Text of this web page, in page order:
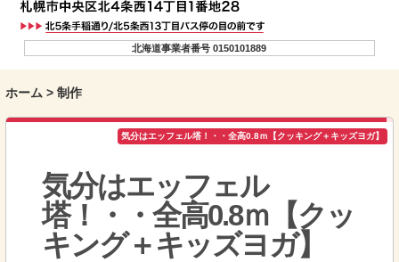
北海道事業者番号 0150101889
ホーム > 制作
気分はエッフェル塔！・・全高0.8ｍ【クッキング＋キッズヨガ】
気分はエッフェル
塔！・・全高0.8ｍ【クッ
キング＋キッズヨガ】